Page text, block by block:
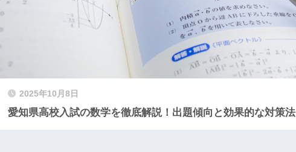
2025年10月8日
愛知県高校入試の数学を徹底解説！出題傾向と効果的な対策法